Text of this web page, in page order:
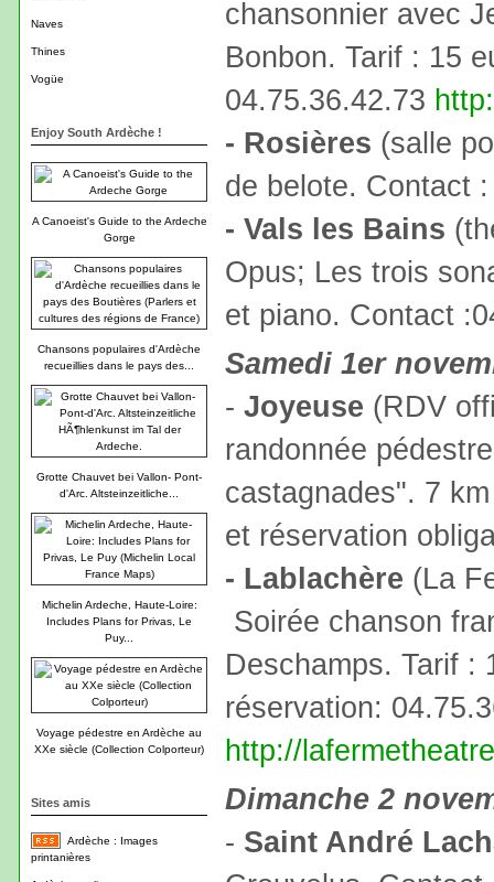
Naves
Thines
Vogüe
Enjoy South Ardèche !
A Canoeist's Guide to the Ardeche
Gorge
Chansons populaires d'Ardèche
recueillies dans le pays des...
Grotte Chauvet bei Vallon- Pont-
d'Arc. Altsteinzeitliche...
Michelin Ardeche, Haute-Loire:
Includes Plans for Privas, Le
Puy...
Voyage pédestre en Ardèche au
XXe siècle (Collection Colporteur)
Sites amis
Ardèche : Images
printanières
chansonnier avec
Bonbon. Tarif : 15
04.75.36.42.73
- Rosières (salle
de belote. Contact
- Vals les Bains
Opus; Les trois
et piano. Contact
Samedi 1er
- Joyeuse (RDV
randonnée
castagnades". 7
et réservation
- Lablachère (La
Soirée chanson
Deschamps. Tarif :
réservation:
http://
Dimanche 2
- Saint André